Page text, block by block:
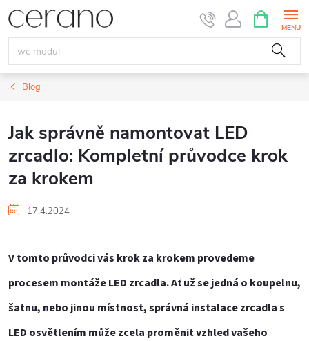
Přejít
na
obsah
NÁKUPNÍ
KOŠÍK
Blog
Jak správně namontovat LED
zrcadlo: Kompletní průvodce krok
za krokem
17.4.2024
V tomto průvodci vás krok za krokem provedeme
procesem montáže LED zrcadla. Ať už se jedná o koupelnu,
šatnu, nebo jinou místnost, správná instalace zrcadla s
LED osvětlením může zcela proměnit vzhled vašeho